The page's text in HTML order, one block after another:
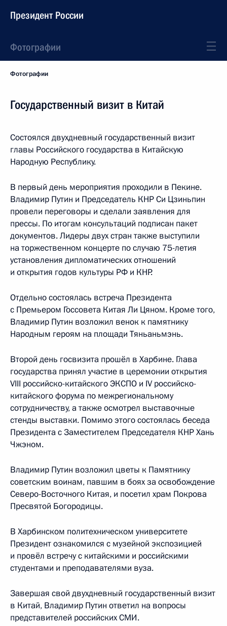
Президент России
Фотографии
Фотографии
Государственный визит в Китай
Состоялся двухдневный государственный визит
главы Российского государства в Китайскую
Народную Республику.
В первый день мероприятия проходили в Пекине.
Владимир Путин и Председатель КНР Си Цзиньпин
провели переговоры и сделали заявления для
прессы. По итогам консультаций подписан пакет
документов. Лидеры двух стран также выступили
на торжественном концерте по случаю 75-летия
установления дипломатических отношений
и открытия годов культуры РФ и КНР.
Отдельно состоялась встреча Президента
с Премьером Госсовета Китая Ли Цяном. Кроме того,
Владимир Путин возложил венок к памятнику
Народным героям на площади Тяньаньмэнь.
Второй день госвизита прошёл в Харбине. Глава
государства принял участие в церемонии открытия
VIII российско-китайского ЭКСПО и IV российско-
китайского форума по межрегиональному
сотрудничеству, а также осмотрел выставочные
стенды выставки. Помимо этого состоялась беседа
Президента с Заместителем Председателя КНР Хань
Чжэном.
Владимир Путин возложил цветы к Памятнику
советским воинам, павшим в боях за освобождение
Северо-Восточного Китая, и посетил храм Покрова
Пресвятой Богородицы.
В Харбинском политехническом университете
Президент ознакомился с музейной экспозицией
и провёл встречу с китайскими и российскими
студентами и преподавателями вуза.
Завершая свой двухдневный государственный визит
в Китай, Владимир Путин ответил на вопросы
представителей российских СМИ.